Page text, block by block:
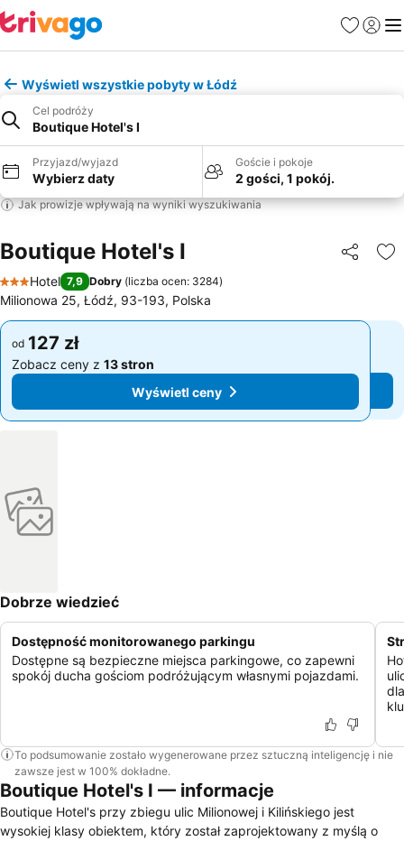
Ulubione
Wyświetl wszystkie pobyty w Łódź
Cel podróży
Boutique Hotel's I
Przyjazd/wyjazd
Wybierz daty
Goście i pokoje
2 gości, 1 pokój.
Jak prowizje wpływają na wyniki wyszukiwania
Boutique Hotel's I
3 Kategoria
Hotel 7,9 Dobry (liczba ocen: 3284)
Milionowa 25, Łódź, 93-193, Polska
od 127 zł
Zobacz ceny z 13 stron
Wyświetl ceny
od 127 zł
Zobacz ceny z 13 stron
Wyświetl ceny
Dobrze wiedzieć
Dostępność monitorowanego parkingu
Dostępne są bezpieczne miejsca parkingowe, co zapewni
spokój ducha gościom podróżującym własnymi pojazdami.
To podsumowanie zostało wygenerowane przez sztuczną inteligencję i nie
zawsze jest w 100% dokładne.
Boutique Hotel's I — informacje
Boutique Hotel's przy zbiegu ulic Milionowej i Kilińskiego jest
wysokiej klasy obiektem, który został zaprojektowany z myślą o